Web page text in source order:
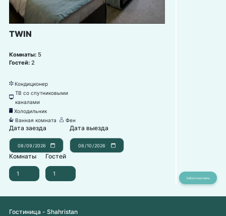
TWIN
Комнаты: 5
Гостей: 2
뀸 Кондиционер
넎
ТВ со спутниковыми
каналами
녒 Холодильник
넸 Ванная комната 덶 Фен
Дата заезда Дата выезда
Комнаты Гостей
Гостиница - Shahristan